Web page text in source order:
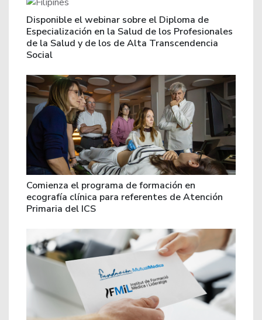
Disponible el webinar sobre el Diploma de
Especialización en la Salud de los Profesionales
de la Salud y de los de Alta Transcendencia
Social
Comienza el programa de formación en
ecografía clínica para referentes de Atención
Primaria del ICS